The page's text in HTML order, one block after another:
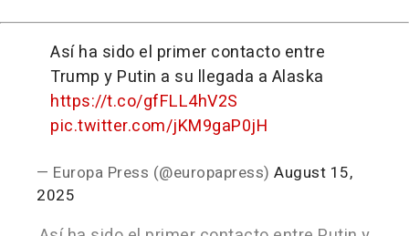
Así ha sido el primer contacto entre
Trump y Putin a su llegada a Alaska
https://t.co/gfFLL4hV2S
pic.twitter.com/jKM9gaP0jH
— Europa Press (@europapress) August 15,
2025